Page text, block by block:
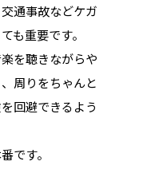
通事故などケガ
も重要です。
を聴きながらや
周りをちゃんと
回避できるよう
です。